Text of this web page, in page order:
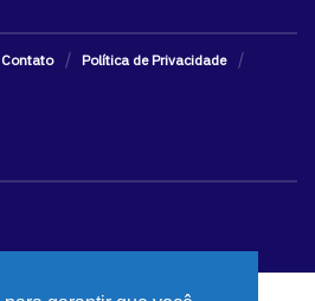
Contato
Política de Privacidade